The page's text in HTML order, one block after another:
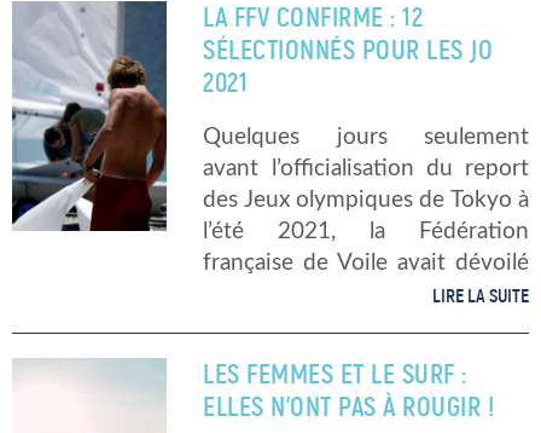
département concerné
demande […]
LA FFV CONFIRME : 12
SÉLECTIONNÉS POUR LES JO
2021
Quelques jours seulement
avant l’officialisation du report
des Jeux olympiques de Tokyo à
l’été 2021, la Fédération
française de Voile avait dévoilé
une liste de 12 athlètes
Désormais, quelques mois après
ce report forcé, […]
LIRE LA SUITE
LES FEMMES ET LE SURF :
ELLES N’ONT PAS À ROUGIR !